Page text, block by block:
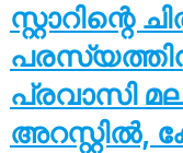
സ്റ്റാറിന്റെ
പ്രവാസി
അറസ്റ്റിൽ,